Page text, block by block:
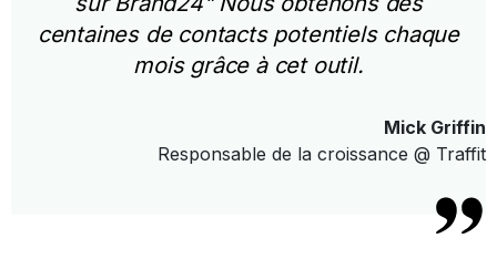
centaines de contacts potentiels chaque
mois grâce à cet outil.
Mick Griffin
Responsable de la croissance @ Traffit